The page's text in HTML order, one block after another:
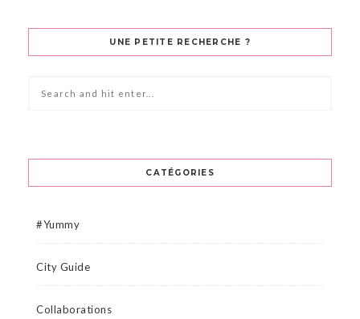
UNE PETITE RECHERCHE ?
CATÉGORIES
#Yummy
City Guide
Collaborations